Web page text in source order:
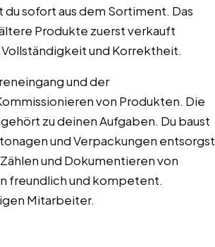
sofort aus dem Sortiment. Das
Produkte zuerst verkauft
und Korrektheit.
und der
von Produkten. Die
zu deinen Aufgaben. Du baust
und Verpackungen entsorgst
und Dokumentieren von
freundlich und kompetent.
Mitarbeiter.